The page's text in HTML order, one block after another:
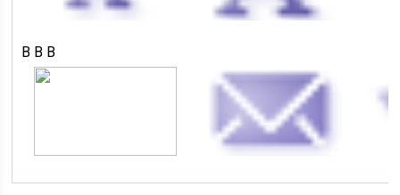
В В В